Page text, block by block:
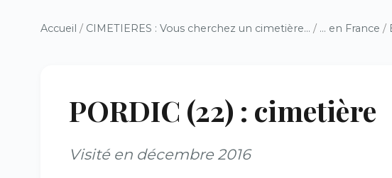
Accueil / CIMETIERES : Vous cherchez un cimetière... / ... en France /
PORDIC (22) : cimetière
Visité en décembre 2016